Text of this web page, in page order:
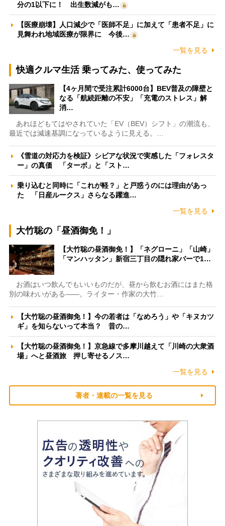
分の1以下に！ 出生数減がも…
【医療崩壊】人口減少で「医師不足」に加えて「患者不足」に
見舞われ地域医療が限界に 今後…
一覧を見る
快適クルマ生活 乗ってみた、使ってみた
【4ヶ月間で受注累計6000台】BEV普及の障壁と
なる「航続距離の不安」「充電のストレス」解
消…
あれほどもてはやされていた「EV（BEV）シフト」の潮流も、
最近では減速基調になっているように見える。…
《雪道の対応力を検証》シビアな状況で実感した「フォレスタ
ー」の真価 「ターボ」と「スト…
乗り込むと同時に「これが軽？」と戸惑うのには理由があっ
た 「日産ルークス」さらなる躍進…
一覧を見る
大竹聡の「昼酒御免！」
【大竹聡の昼酒御免！】「ネグローニ」「山崎」
「マンハッタン」新宿三丁目の隠れ家バーで1…
お酒はいつ飲んでもいいものだが、昼から飲むお酒にはまた格
別の味わいがある――。ライター・作家の大竹…
【大竹聡の昼酒御免！】今の若者は「なめろう」や「キヌカツ
ギ」を知らないって本当？ 昔の…
【大竹聡の昼酒御免！】京急線で多摩川越えて「川崎の大衆酒
場」へと昼酒旅 押し寄せるノス…
一覧を見る
著者・連載の一覧を見る